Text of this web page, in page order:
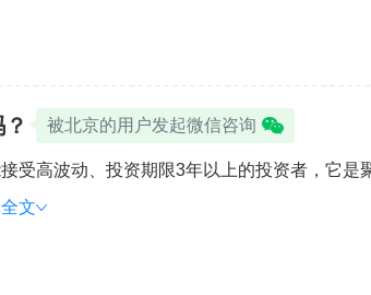
被北京的用户发起微信咨询
受高波动、投资期限3年以上的投资者，它
文